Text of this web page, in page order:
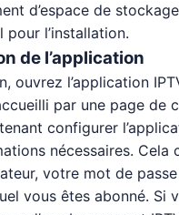
d’espace de
l’installation.
de l’application
ouvrez l’application
par une page de
configurer
nécessaires. Cela
votre mot de passe
vous êtes abonné. Si